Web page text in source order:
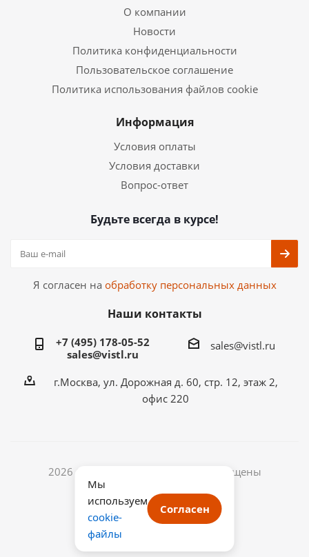
О компании
Новости
Политика конфиденциальности
Пользовательское соглашение
Политика использования файлов cookie
Информация
Условия оплаты
Условия доставки
Вопрос-ответ
Будьте всегда в курсе!
Я согласен на обработку персональных данных
Наши контакты
+7 (495) 178-05-52
sales@vistl.ru
sales@vistl.ru
г.Москва, ул. Дорожная д. 60, стр. 12, этаж 2,
офис 220
2026 © ООО ВИСТЛ. Все права защищены
ОГРН: 1187746067541
Мы
используем
cookie-
файлы
Согласен